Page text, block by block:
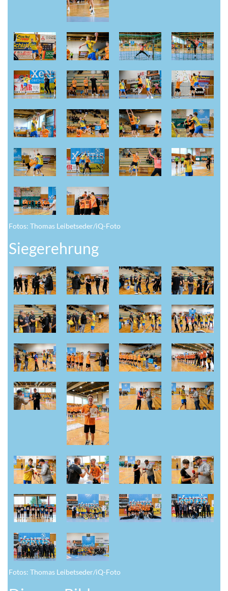
Fotos: Thomas Leibetseder/iQ-Foto
Siegerehrung
Fotos: Thomas Leibetseder/iQ-Foto